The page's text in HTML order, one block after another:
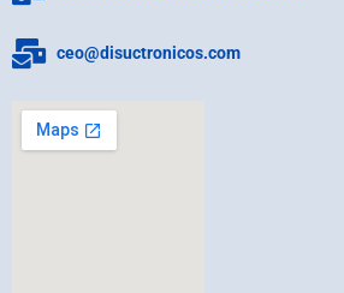
ceo@disuctronicos.com